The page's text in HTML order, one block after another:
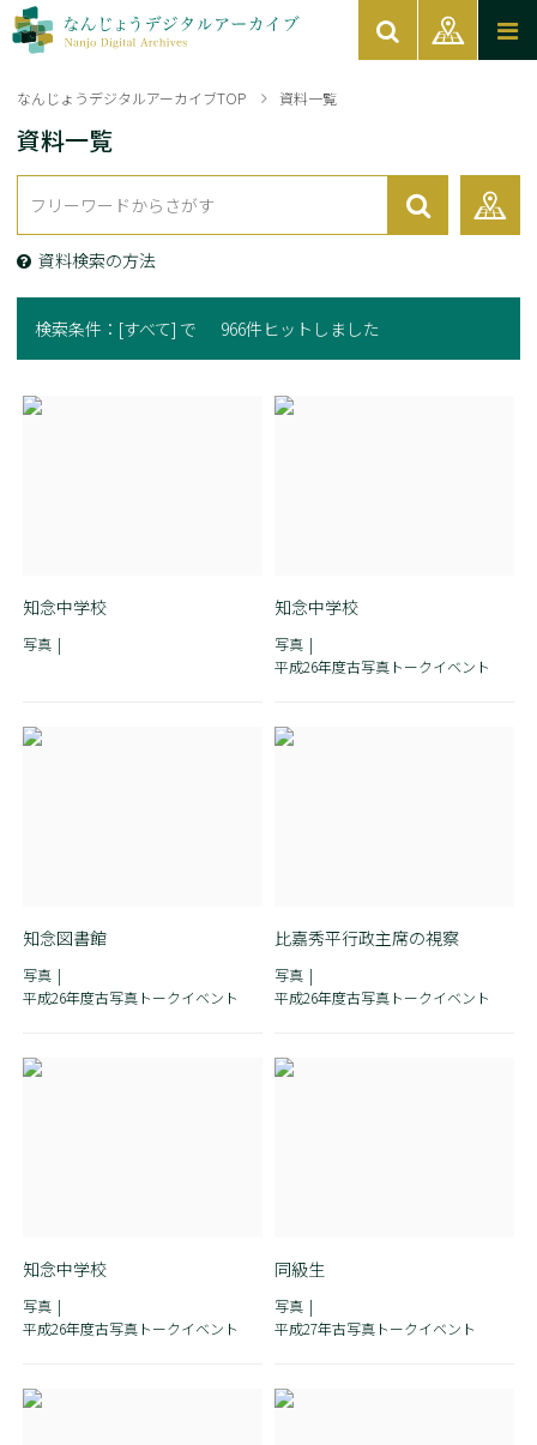
なんじょうデジタルアーカイブTOP 資料一覧
資料一覧
資料検索の方法
検索条件： [すべて] で 966件ヒットしました
知念中学校
写真
知念中学校
写真
平成26年度古写真トークイベント
知念図書館
写真
平成26年度古写真トークイベント
比嘉秀平行政主席の視察
写真
平成26年度古写真トークイベント
知念中学校
写真
平成26年度古写真トークイベント
同級生
写真
平成27年古写真トークイベント